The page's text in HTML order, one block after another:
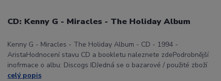
CD: Kenny G - Miracles - The Holiday Album
Kenny G - Miracles - The Holiday Album - CD - 1994 -
AristaHodnocení stavu CD a bookletu naleznete zdePodrobnější
inofrmace o albu: Discogs IDJedná se o bazarové / použité zboží
celý popis